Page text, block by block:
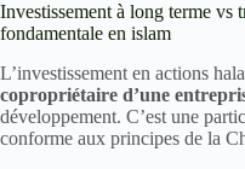
Investissement à long terme vs
fondamentale en islam
L’investissement en actions
copropriétaire d’une
développement. C’est une
conforme aux principes de la